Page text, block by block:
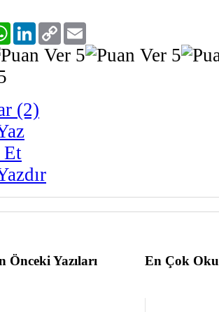
WhatsAppLinkedIn
Copy
Link
(2)
Et
Önceki Yazıları En Çok